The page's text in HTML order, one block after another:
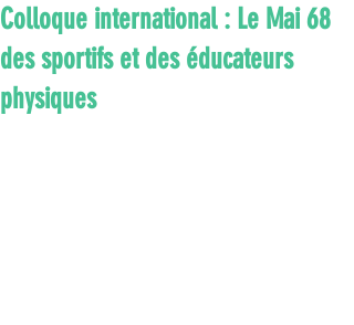
Colloque international : Le Mai 68
des sportifs et des éducateurs
physiques